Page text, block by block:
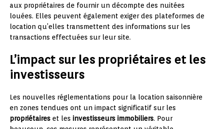
aux propriétaires de fournir un décompte des nuitées
louées. Elles peuvent également exiger des plateformes de
location qu’elles transmettent des informations sur les
transactions effectuées sur leur site.
L’impact sur les propriétaires et les
investisseurs
Les nouvelles réglementations pour la location saisonnière
en zones tendues ont un impact significatif sur les
propriétaires et les investisseurs immobiliers. Pour